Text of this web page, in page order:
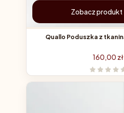
Zobacz produkt
Quallo Poduszka z
Cena
160,00 zł